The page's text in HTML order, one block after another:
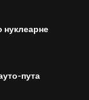
нуклеарне
пута